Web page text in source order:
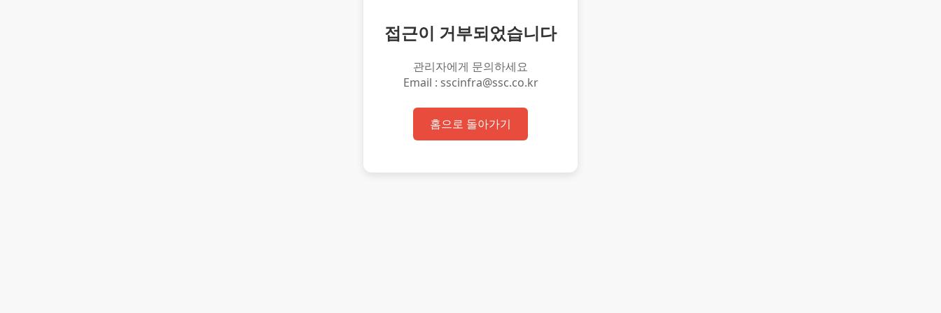
접근이 거부되었습니다
관리자에게 문의하세요
Email : sscinfra@ssc.co.kr
홈으로 돌아가기